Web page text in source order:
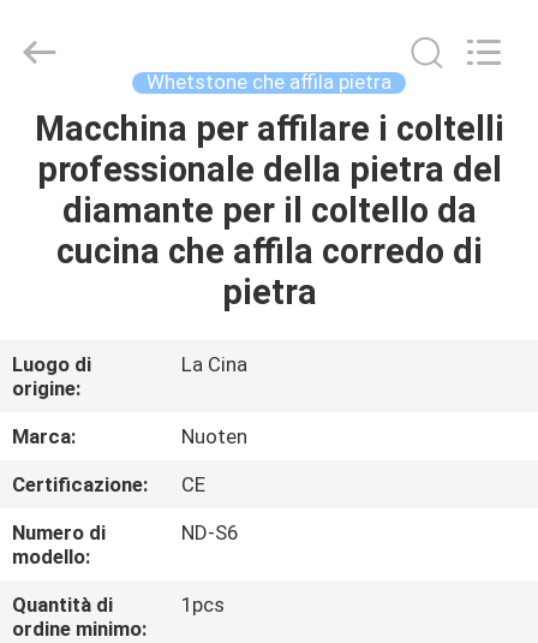
CASA.
PRODOTTI
SU
DI
NOI
VISITA
DELLA
FABBRICA
Norton
Electric
Whetstone che affila pietra
Macchina per affilare i coltelli
professionale della pietra del
diamante per il coltello da
cucina che affila corredo di
pietra
Luogo di
origine:
La Cina
Marca:
Nuoten
Certificazione:
CE
Numero di
modello:
ND-S6
Quantità di
ordine minimo:
1pcs